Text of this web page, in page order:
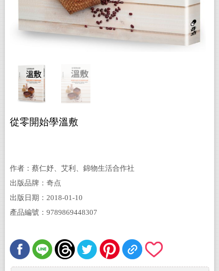
從零開始學溫敷
作者：蔡仁妤、艾利、錦物生活合作社
出版品牌：奇点
出版日期：2018-01-10
產品編號：9789869448307